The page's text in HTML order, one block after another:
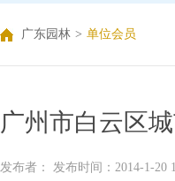
广东园林 > 单位会员
广州市白云区
发布者： 发布时间：2014-1-20